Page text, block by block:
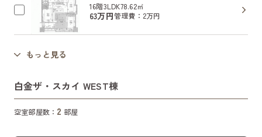
16階3LDK78.62㎡
63万円管理費：2万円
もっと見る
白金ザ・スカイ WEST棟
空室部屋数： 2 部屋